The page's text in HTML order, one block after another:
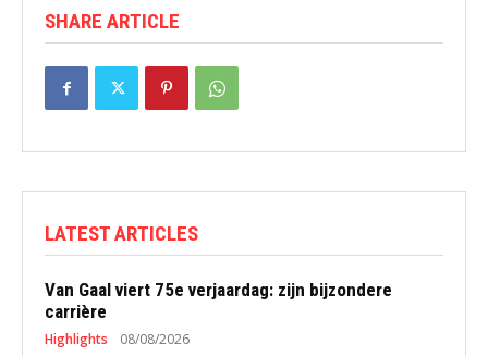
SHARE ARTICLE
LATEST ARTICLES
Van Gaal viert 75e verjaardag: zijn bijzondere
carrière
Highlights 08/08/2026